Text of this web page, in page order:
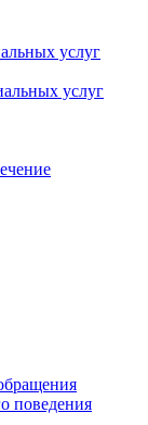
услуг
услуг
поведения